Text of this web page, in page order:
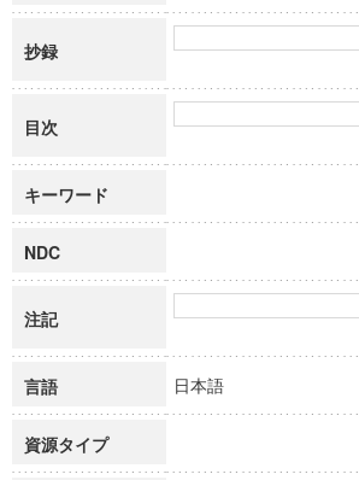
抄録
目次
キーワード
NDC
注記
言語 日本語
資源タイプ